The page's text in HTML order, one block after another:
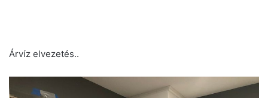
Árvíz elvezetés..